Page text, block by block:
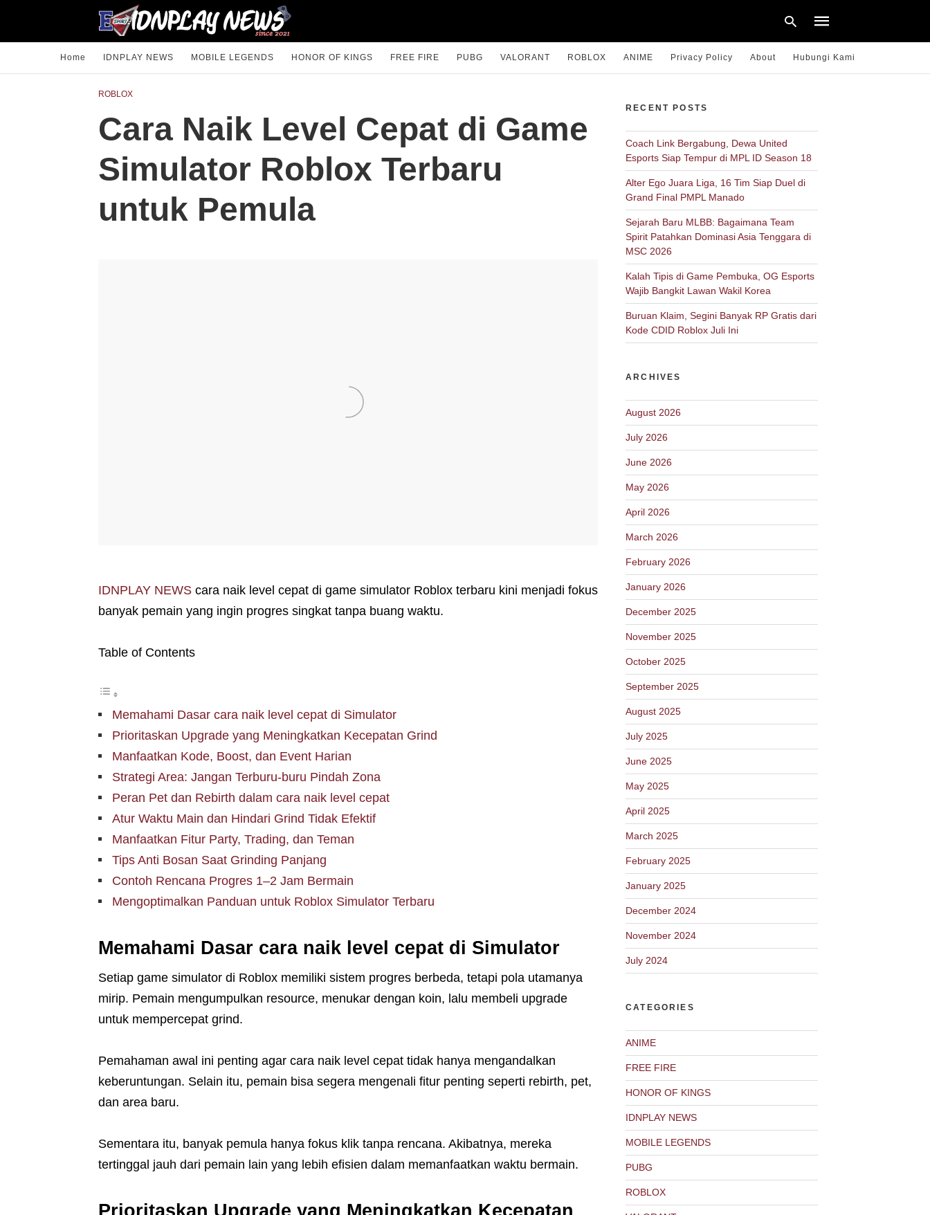
Home IDNPLAY NEWS MOBILE LEGENDS HONOR OF KINGS FREE FIRE PUBG VALORANT ROBLOX ANIME Privacy Policy About Hubungi Kami
ROBLOX
Cara Naik Level Cepat di Game
Simulator Roblox Terbaru
untuk Pemula
IDNPLAY NEWS cara naik level cepat di game simulator Roblox terbaru kini menjadi fokus
banyak pemain yang ingin progres singkat tanpa buang waktu.
Table of Contents
Memahami Dasar cara naik level cepat di Simulator
Prioritaskan Upgrade yang Meningkatkan Kecepatan Grind
Manfaatkan Kode, Boost, dan Event Harian
Strategi Area: Jangan Terburu-buru Pindah Zona
Peran Pet dan Rebirth dalam cara naik level cepat
Atur Waktu Main dan Hindari Grind Tidak Efektif
Manfaatkan Fitur Party, Trading, dan Teman
Tips Anti Bosan Saat Grinding Panjang
Contoh Rencana Progres 1–2 Jam Bermain
Mengoptimalkan Panduan untuk Roblox Simulator Terbaru
Memahami Dasar cara naik level cepat di Simulator
Setiap game simulator di Roblox memiliki sistem progres berbeda, tetapi pola utamanya
mirip. Pemain mengumpulkan resource, menukar dengan koin, lalu membeli upgrade
untuk mempercepat grind.
Pemahaman awal ini penting agar cara naik level cepat tidak hanya mengandalkan
keberuntungan. Selain itu, pemain bisa segera mengenali fitur penting seperti rebirth, pet,
dan area baru.
Sementara itu, banyak pemula hanya fokus klik tanpa rencana. Akibatnya, mereka
tertinggal jauh dari pemain lain yang lebih efisien dalam memanfaatkan waktu bermain.
Prioritaskan Upgrade yang Meningkatkan Kecepatan
RECENT POSTS
Coach Link Bergabung, Dewa United
Esports Siap Tempur di MPL ID Season 18
Alter Ego Juara Liga, 16 Tim Siap Duel di
Grand Final PMPL Manado
Sejarah Baru MLBB: Bagaimana Team
Spirit Patahkan Dominasi Asia Tenggara di
MSC 2026
Kalah Tipis di Game Pembuka, OG Esports
Wajib Bangkit Lawan Wakil Korea
Buruan Klaim, Segini Banyak RP Gratis dari
Kode CDID Roblox Juli Ini
ARCHIVES
August 2026
July 2026
June 2026
May 2026
April 2026
March 2026
February 2026
January 2026
December 2025
November 2025
October 2025
September 2025
August 2025
July 2025
June 2025
May 2025
April 2025
March 2025
February 2025
January 2025
December 2024
November 2024
July 2024
CATEGORIES
ANIME
FREE FIRE
HONOR OF KINGS
IDNPLAY NEWS
MOBILE LEGENDS
PUBG
ROBLOX